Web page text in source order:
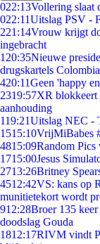
022:13Vollering slaat
022:11Uitslag PSV -
221:14Vrouw krijgt
ingebracht
1 20:35Nieuwe
drugskartels Colombia
420:11Geen 'happy
2319:57XR blokkeert
aanhouding
119:21Uitslag NEC -
1515:10VrijMiBabes
4815:09Random Pics
1715:00Jesus
2713:26Britney
4512:42VS: kans op
munitietekort wordt
912:28Broer 135 keer
doodslag Gouda
1812:17RIVM vindt